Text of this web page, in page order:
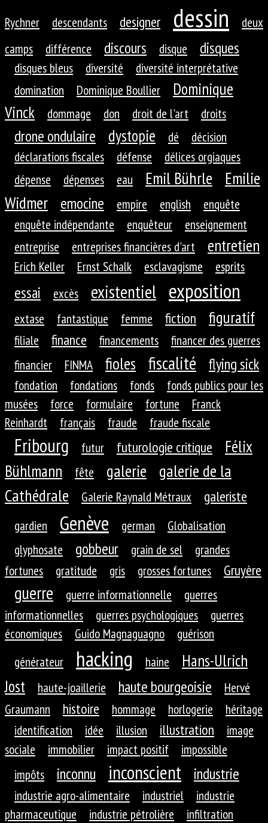
Rychner
descendants designer dessin
deux
camps
différence discours disque disques
disques bleus diversité
diversité interprétative
domination
Dominique Boullier
Dominique
Vinck
dommage don droit de l'art droits
drone ondulaire dystopie dé
décision
déclarations fiscales
défense
délices orgiaques
dépense
dépenses eau Emil Bührle
Emilie
Widmer
emocine empire english
enquête
enquête indépendante
enquêteur
enseignement
entreprise
entreprises financières d'art entretien
Erich Keller Ernst Schalk esclavagisme esprits
essai excès existentiel exposition
extase fantastique femme fiction figuratif
filiale finance financements
financer des guerres
financier
FINMA fioles fiscalité flying sick
fondation fondations fonds
fonds publics pour les
musées
force formulaire fortune
Franck
Reinhardt
français fraude fraude fiscale
Fribourg futur futurologie critique
Félix
Bühlmann
fête galerie
galerie de la
Cathédrale
Galerie Raynald Métraux galeriste
gardien Genève german
Globalisation
glyphosate
gobbeur grain de sel
grandes
fortunes
gratitude gris grosses fortunes Gruyère
guerre guerre informationnelle
guerres
informationnelles
guerres psychologiques
guerres
économiques
Guido Magnaguagno
guérison
générateur
hacking haine
Hans-Ulrich
Jost
haute-joaillerie haute bourgeoisie
Hervé
Graumann
histoire hommage horlogerie
héritage
identification
idée illusion illustration
image
sociale
immobilier impact positif
impossible
impôts
inconnu inconscient industrie
industrie agro-alimentaire industriel
industrie
pharmaceutique
industrie pétrolière
infiltration